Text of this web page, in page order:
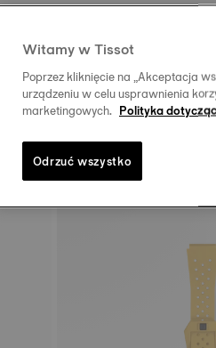
Materiał
Rozmiar
Witamy w Tissot
Poprzez kliknięcie na „Akceptacja
urządzeniu w celu usprawnienia
marketingowych. Polityka
Odrzuć wszystko